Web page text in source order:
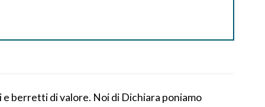
berretti di valore. Noi di Dichiara poniamo